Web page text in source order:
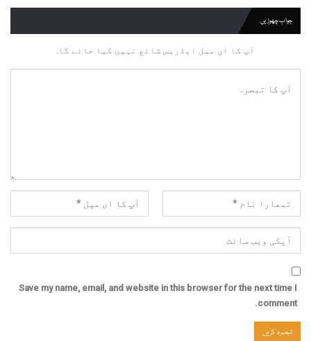
جواب چھوڑیں
آپ کا ای میل ایڈریس شائع نہیں کیا جائے گا.
Save my name, email, and website in this browser for the next time I
comment.